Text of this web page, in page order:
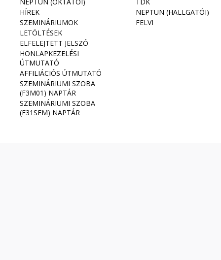
HÍREK
SZEMINÁRIUMOK
LETÖLTÉSEK
ELFELEJTETT JELSZÓ
HONLAPKEZELÉSI
ÚTMUTATÓ
AFFILIÁCIÓS ÚTMUTATÓ
SZEMINÁRIUMI SZOBA
(F3M01) NAPTÁR
SZEMINÁRIUMI SZOBA
(F31SEM) NAPTÁR
NEPTUN (HALLGATÓI)
FELVI